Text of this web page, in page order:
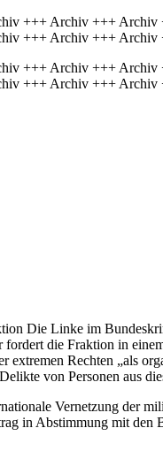
+++ Archiv +++
+++ Archiv +++ Archiv
+++ Archiv +++
+++ Archiv +++ Archiv
Die Linke im
die Fraktion in
Rechten „als
von Personen aus
Vernetzung der
in Abstimmung mit